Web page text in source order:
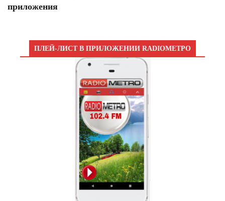
приложения
ПЛЕЙ-ЛИСТ В ПРИЛОЖЕНИИ RADIOМЕТРО